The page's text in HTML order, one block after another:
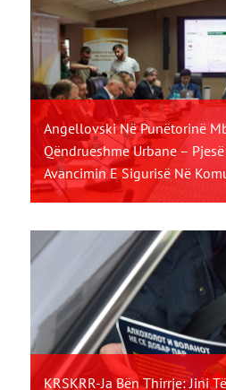
Angellovski Në Punëtorinë
Qëndrueshme Urbane –
Avancimin E Sigurisë Në
KRSKRR-Ja Bën Thirrje: Jini